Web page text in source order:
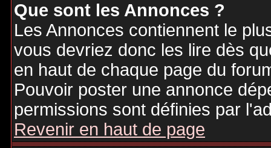
Que sont les Annonces ?
Les Annonces contiennent le
vous devriez donc les lire dès
en haut de chaque page du
Pouvoir poster une annonce
permissions sont définies par
Revenir en haut de page